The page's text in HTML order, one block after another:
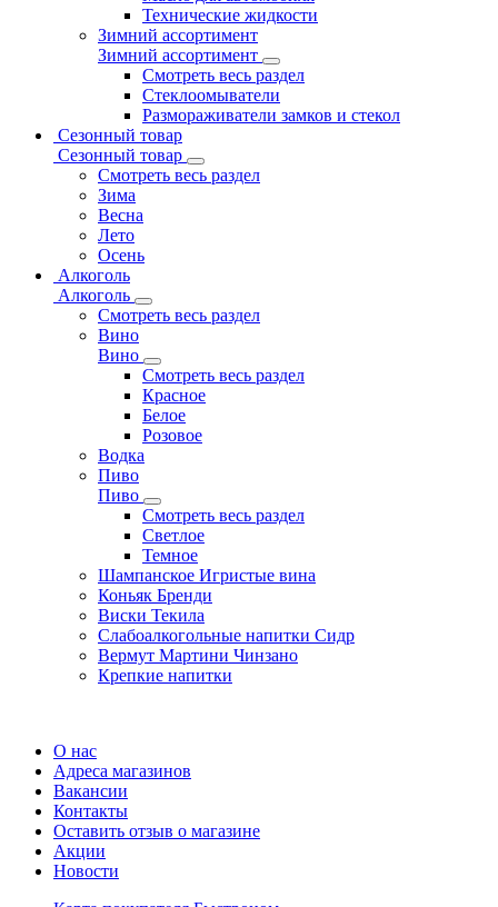
Технические жидкости
Зимний ассортимент
Зимний ассортимент
Смотреть весь раздел
Стеклоомыватели
Размораживатели замков и стекол
Сезонный товар
Сезонный товар
Смотреть весь раздел
Зима
Весна
Лето
Осень
Алкоголь
Алкоголь
Смотреть весь раздел
Вино
Вино
Смотреть весь раздел
Красное
Белое
Розовое
Водка
Пиво
Пиво
Смотреть весь раздел
Cветлое
Темное
Шампанское Игристые вина
Коньяк Бренди
Виски Текила
Слабоалкогольные напитки Сидр
Вермут Мартини Чинзано
Крепкие напитки
О нас
Адреса магазинов
Вакансии
Контакты
Оставить отзыв о магазине
Акции
Новости